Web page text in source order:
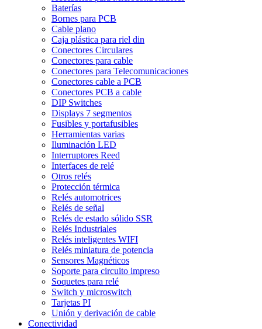
Baterías
Bornes para PCB
Cable plano
Caja plástica para riel din
Conectores Circulares
Conectores para cable
Conectores para Telecomunicaciones
Conectores cable a PCB
Conectores PCB a cable
DIP Switches
Displays 7 segmentos
Fusibles y portafusibles
Herramientas varias
Iluminación LED
Interruptores Reed
Interfaces de relé
Otros relés
Protección térmica
Relés automotrices
Relés de señal
Relés de estado sólido SSR
Relés Industriales
Relés inteligentes WIFI
Relés miniatura de potencia
Sensores Magnéticos
Soporte para circuito impreso
Soquetes para relé
Switch y microswitch
Tarjetas PI
Unión y derivación de cable
Conectividad